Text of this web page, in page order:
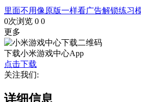
里面不用像原版一样看广告解锁练习
0次浏览 0 0
更多
下载小米游戏中心App
点击下载
关注我们:
详细信息